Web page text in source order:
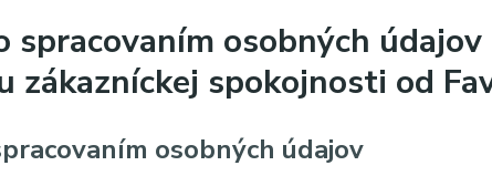
spracovaním osobných
zákazníckej spokojnosti od
osobných údajov